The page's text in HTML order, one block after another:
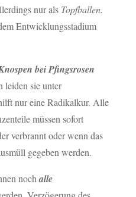
nur als Topfballen.
Entwicklungsstadium
bei Pfingsrosen
leiden sie unter
nur eine Radikalkur. Alle
müssen sofort
verbrannt oder wenn das
gegeben werden.
nochalle